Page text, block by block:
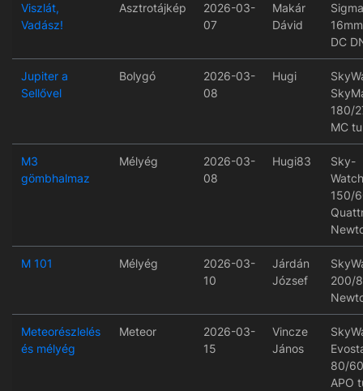
Viszlát,
Vadász!
Asztrotájkép
2026-03-
07
Makár
Dávid
Sigma
DC
Jupiter a
Sellővel
Bolygó
2026-03-
08
Hugi
180/
MC
M3
gömbhalmaz
Mélyég
2026-03-
08
Hugi83
Sky-
150/
M 101 Mélyég
2026-03-
10
Járdán
József
200/
Meteorészlelés
és mélyég
Meteor
2026-03-
15
Vincze
János
80/
APO